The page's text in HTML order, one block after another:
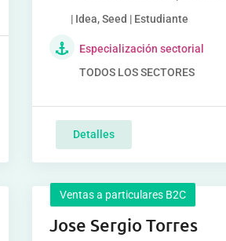
| Idea, Seed | Estudiante
Especialización sectorial
TODOS LOS SECTORES
Detalles
Ventas a particulares B2C
Jose Sergio Torres